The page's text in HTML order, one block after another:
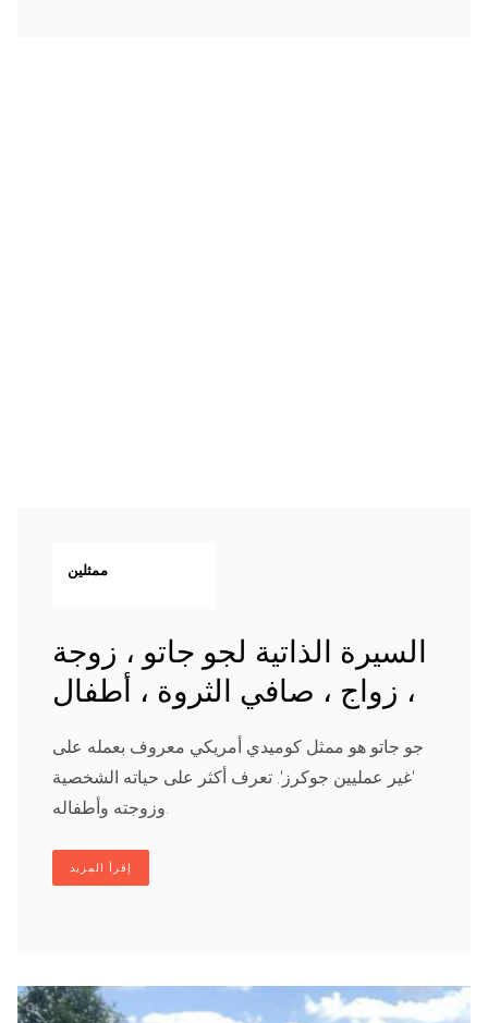
ممثلين
السيرة الذاتية لجو جاتو ، زوجة
، زواج ، صافي الثروة ، أطفال
جو جاتو هو ممثل كوميدي أمريكي معروف بعمله على
'غير عمليين جوكرز'. تعرف أكثر على حياته الشخصية
وزوجته وأطفاله.
إقرأ المزيد